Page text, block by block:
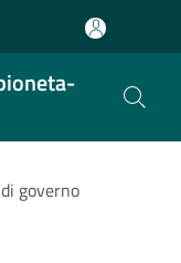
governo